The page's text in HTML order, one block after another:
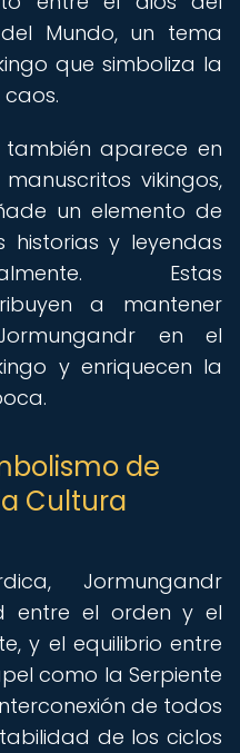
Mundo, un tema
que simboliza la
aparece en
vikingos,
un elemento de
y leyendas
Estas
a mantener
en el
y enriquecen la
de
Cultura
Jormungandr
entre el orden y el
y el equilibrio entre
como la Serpiente
de todos
de los ciclos